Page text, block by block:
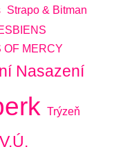
Strapo & Bitman
OF MERCY
Nasazení
Trýzeň